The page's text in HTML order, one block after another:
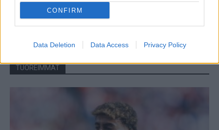
CONFIRM
Data Deletion Data Access Privacy Policy
TUOREIMMAT